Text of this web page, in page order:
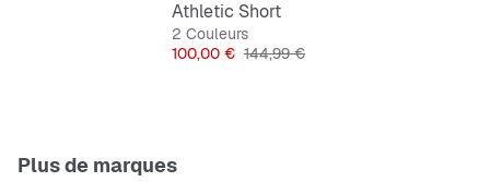
Athletic Short
2 Couleurs
Prix
100,00 € Prix original
144,99 €
Plus de marques